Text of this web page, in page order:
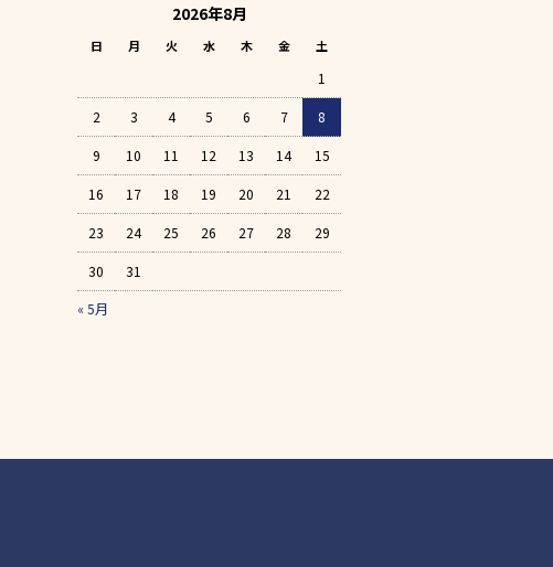
2026年8月
日 月 火 水 木 金 土
« 5月
1
2 3 4 5 6 7 8
9 10 11 12 13 14 15
16 17 18 19 20 21 22
23 24 25 26 27 28 29
30 31